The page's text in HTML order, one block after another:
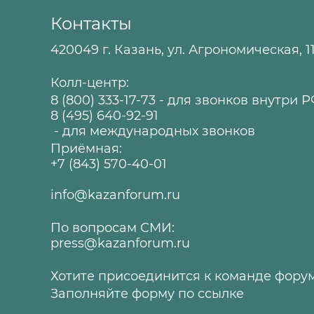
Контакты
420049 г. Казань, ул. Агрономическая, 11
Колл-центр:
8 (800) 333-17-73 - для звонков внутри
8 (495) 640-92-91
- для международных звонков
Приёмная:
+7 (843) 570-40-01
info@kazanforum.ru
По вопросам СМИ:
press@kazanforum.ru
Хотите присоединится к команде
Заполняйте форму по ссылке